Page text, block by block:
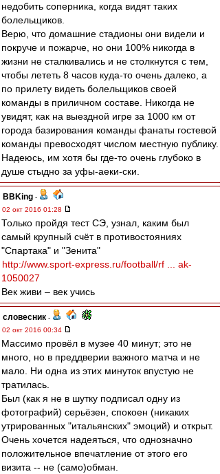
недобить соперника, когда видят таких
болельщиков.
Верю, что домашние стадионы они видели и
покруче и пожарче, но они 100% никогда в
жизни не сталкивались и не столкнутся с тем,
чтобы лететь 8 часов куда-то очень далеко, а
по прилету видеть болельщиков своей
команды в приличном составе. Никогда не
увидят, как на выездной игре за 1000 км от
города базирования команды фанаты гостевой
команды превосходят числом местную публику.
Надеюсь, им хотя бы где-то очень глубоко в
душе стыдно за уфы-аеки-ски.
BBKing -
02 окт 2016 01:28
Только пройдя тест СЭ, узнал, каким был
самый крупный счёт в противостояниях
"Спартака" и "Зенита"
http://www.sport-express.ru/football/rf ... ak-
1050027
Век живи – век учись
словесник -
02 окт 2016 00:34
Массимо провёл в музее 40 минут; это не
много, но в преддверии важного матча и не
мало. Ни одна из этих минуток впустую не
тратилась.
Был (как я не в шутку подписал одну из
фотографий) серьёзен, спокоен (никаких
утрированных "итальянских" эмоций) и открыт.
Очень хочется надеяться, что однозначно
положительное впечатление от этого его
визита -- не (само)обман.